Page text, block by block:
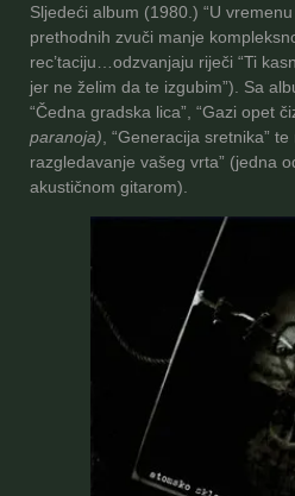
Sljedeći album (1980.) “U
prethodnih zvuči manje
rec’taciju…odzvanjaju riječi “Ti
jer ne želim da te izgubim”). Sa
“Čedna gradska lica”, “Gazi opet
paranoja) , “Generacija sretnika”
razgledavanje vašeg vrta” (jedna
akustičnom gitarom).